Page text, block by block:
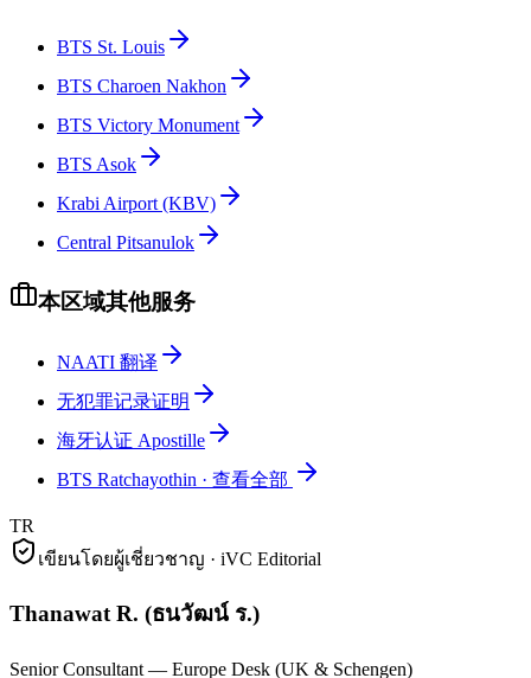
BTS St. Louis
BTS Charoen Nakhon
BTS Victory Monument
BTS Asok
Krabi Airport (KBV)
Central Pitsanulok
本区域其他服务
NAATI 翻译
无犯罪记录证明
海牙认证 Apostille
BTS Ratchayothin · 查看全部
TR
เขียนโดยผู้เชี่ยวชาญ · iVC Editorial
Thanawat R. (ธนวัฒน์ ร.)
Senior Consultant — Europe Desk (UK & Schengen)